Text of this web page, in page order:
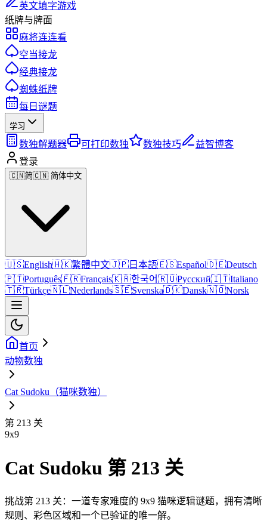
英文填字游戏
纸牌与牌面
麻将连连看
空当接龙
经典接龙
蜘蛛纸牌
每日谜题
学习
数独解题器 可打印数独 数独技巧
益智博客
登录
🇨🇳简🇨🇳 简体中文
🇺🇸English🇭🇰繁體中文🇯🇵 日本語🇪🇸Español🇩🇪Deutsch
🇵🇹Português🇫🇷Français🇰🇷한국어🇷🇺Русский🇮🇹Italiano
🇹🇷Türkçe🇳🇱Nederlands🇸🇪Svenska🇩🇰Dansk🇳🇴Norsk
首页
动物数独
Cat Sudoku（猫咪数独）
第 213 关
9x9
Cat Sudoku 第 213 关
挑战第 213 关：一道专家难度的 9x9 猫咪逻辑谜题，拥有清晰
规则、彩色区域和一个已验证的唯一解。